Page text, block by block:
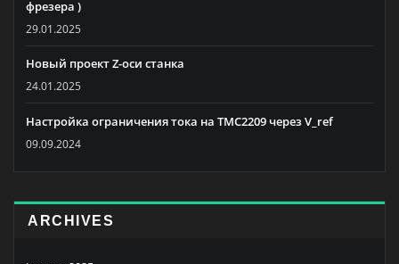
фрезера )
29.01.2025
Новый проект Z-оси станка
24.01.2025
Настройка ограничения тока на TMC2209 через V_ref
09.09.2024
ARCHIVES